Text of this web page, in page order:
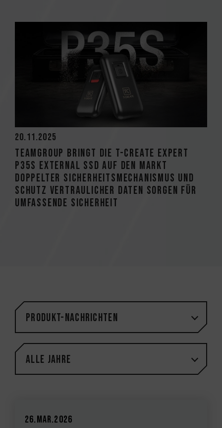
20.11.2025
TEAMGROUP bringt die T-CREATE EXPERT
P35S External SSD auf den Markt
Doppelter Sicherheitsmechanismus und
Schutz vertraulicher Daten sorgen für
umfassende Sicherheit
Produkt-Nachrichten
Alle Jahre
26.Mar.2026